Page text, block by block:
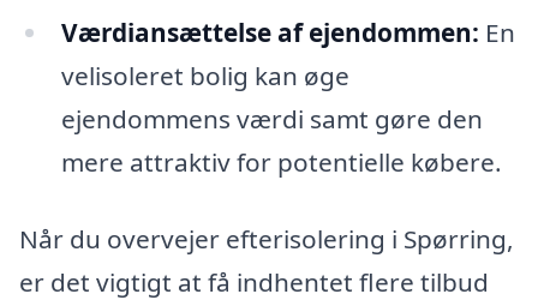
Værdiansættelse af ejendommen: En
velisoleret bolig kan øge
ejendommens værdi samt gøre den
mere attraktiv for potentielle købere.
Når du overvejer efterisolering i Spørring,
er det vigtigt at få indhentet flere tilbud